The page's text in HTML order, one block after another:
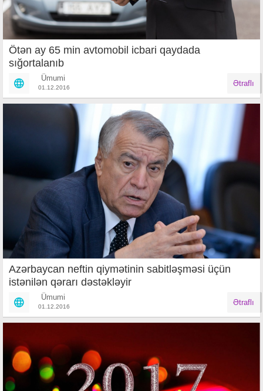
Ötən ay 65 min avtomobil icbari qaydada
sığortalanıb
Ümumi
01.12.2016 Ətraflı
Azərbaycan neftin qiymətinin sabitləşməsi üçün
istənilən qərarı dəstəkləyir
Ümumi
01.12.2016 Ətraflı